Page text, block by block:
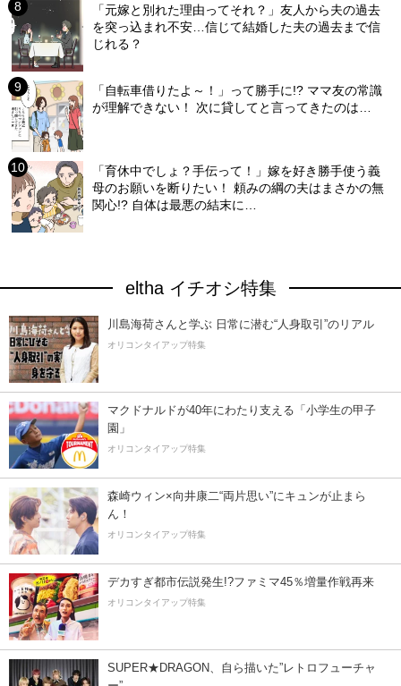
「元嫁と別れた理由ってそれ？」友人から夫の過去
を突っ込まれ不安…信じて結婚した夫の過去まで信
じれる？
「自転車借りたよ～！」って勝手に!? ママ友の常識
が理解できない！ 次に貸してと言ってきたのは…
「育休中でしょ？手伝って！」嫁を好き勝手使う義
母のお願いを断りたい！ 頼みの綱の夫はまさかの無
関心!? 自体は最悪の結末に…
eltha イチオシ特集
川島海荷さんと学ぶ 日常に潜む“人身取引”のリアル
オリコンタイアップ特集
マクドナルドが40年にわたり支える「小学生の甲子
園」
オリコンタイアップ特集
森崎ウィン×向井康二“両片思い”にキュンが止まら
ん！
オリコンタイアップ特集
デカすぎ都市伝説発生!?ファミマ45％増量作戦再来
オリコンタイアップ特集
SUPER★DRAGON、自ら描いた”レトロフューチャ